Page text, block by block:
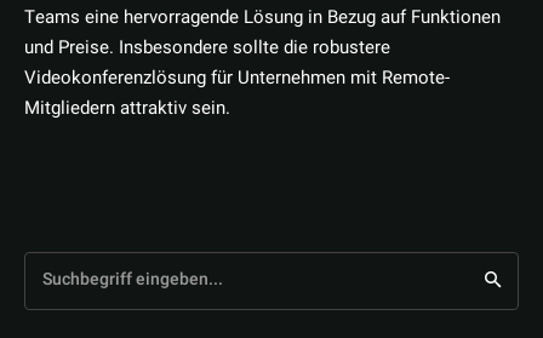
Teams eine hervorragende Lösung in Bezug auf Funktionen
und Preise. Insbesondere sollte die robustere
Videokonferenzlösung für Unternehmen mit Remote-
Mitgliedern attraktiv sein.
Suchbegriff eingeben...